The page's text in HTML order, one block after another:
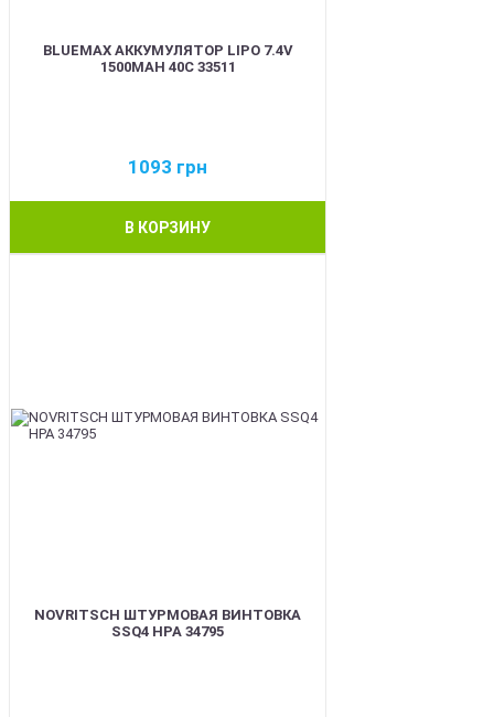
BLUEMAX АККУМУЛЯТОР LIPO 7.4V
1500MAH 40C 33511
1093 грн
В КОРЗИНУ
NOVRITSCH ШТУРМОВАЯ ВИНТОВКА
SSQ4 HPA 34795